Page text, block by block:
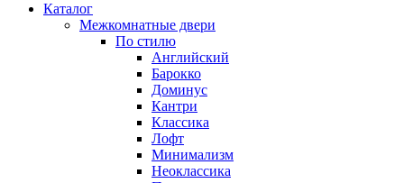
Каталог
Межкомнатные двери
По стилю
Английский
Барокко
Доминус
Кантри
Классика
Лофт
Минимализм
Неоклассика